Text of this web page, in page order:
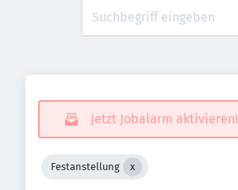
Jetzt Jobalarm aktivieren!
Festanstellung